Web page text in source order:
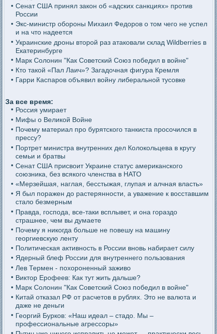
Сенат США принял закон об «адских санкциях» против
России
Экс-министр обороны Михаил Федоров о том чего не успел
и на что надеется
Украинские дроны второй раз атаковали склад Wildberries в
Екатеринбурге
Марк Солонин "Как Советский Союз победил в войне"
Кто такой «Пал Лаич»? Загадочная фигура Кремля
Гарри Каспаров объявил войну либеральной тусовке
За все время:
Россия умирает
Мифы о Великой Войне
Почему материал про бурятского танкиста просочился в
прессу?
Портрет министра внутренних дел Колокольцева в кругу
семьи и братвы
Сенат США присвоит Украине статус американского
союзника, без всякого членства в НАТО
«Мерзейшая, наглая, бесстыжая, глупая и алчная власть»
Я был поражен до растерянности, а уважение к восставшим
стало безмерным
Правда, господа, все-таки всплывет, и она гораздо
страшнее, чем вы думаете
Почему я никогда больше не повешу на машину
георгиевскую ленту
Политическая активность в России вновь набирает силу
Ядерный блеф России для внутреннего пользования
Лев Термен - похороненный заживо
Виктор Ерофеев: Как тут жить дальше?
Марк Солонин "Как Советский Союз победил в войне"
Китай отказал РФ от расчетов в рублях. Это не валюта и
даже не деньги
Георгий Бурков: «Наш идеал – стадо. Мы –
профессиональные агрессоры»